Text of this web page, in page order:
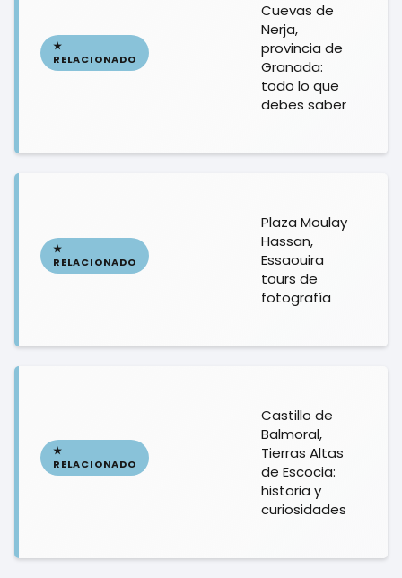
Cuevas de
Nerja,
provincia de
Granada:
todo lo que
debes saber
Plaza Moulay
Hassan,
Essaouira
tours de
fotografía
Castillo de
Balmoral,
Tierras Altas
de Escocia:
historia y
curiosidades